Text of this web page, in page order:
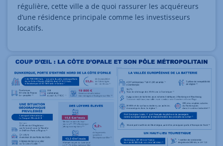
régulière, cette ville a de quoi rassurer les acquéreurs
d’une résidence principale comme les investisseurs
locatifs.